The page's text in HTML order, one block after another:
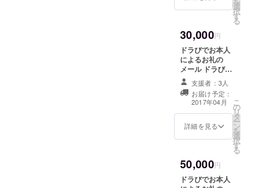
ROLAND社
Vestaxs社よ
り技術提供
機材提供を
受けより完
成度の高い
「DORAnom
e４」が制作
されてい
る。
2005年に
はARS
DVD ドラびでお選
択
す
る
30,000円
ドラびでお本人
によるお礼の
メール ドラびで
お出演のライブ
にご招待（2回）
ドラびでおス
テッカー（3枚）
ドラびでお秘蔵
シークレット
DVD ドラびでお
支援者：3人
お届け予定：
2017年04月
詳細を見る
こ
の
リ
タ
ー
ン
を
選
択
す
る
50,000円
ドラびでお本人